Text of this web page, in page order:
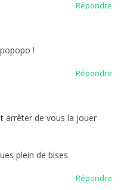
Répondre
!
Répondre
arrêter de vous la jouer
plein de bises
Répondre